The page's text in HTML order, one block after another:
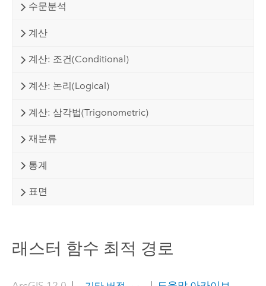
수문분석
계산
계산: 조건(Conditional)
계산: 논리(Logical)
계산: 삼각법(Trigonometric)
재분류
통계
표면
래스터 함수 최적 경로